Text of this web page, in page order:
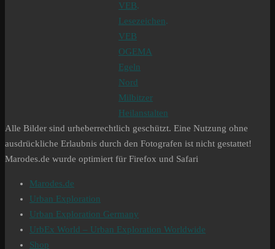
VEB.
Lesezeichen.
VEB
OGEMA
Egeln
Nord
Milbitzer
Heilanstalten
Alle Bilder sind urheberrechtlich geschützt. Eine Nutzung ohne
ausdrückliche Erlaubnis durch den Fotografen ist nicht gestattet!
Marodes.de wurde optimiert für Firefox und Safari
Marodes.de
Urban Exploration
Urban Exploration Germany
UrbEx World – Urban Exploration Worldwide
Shop